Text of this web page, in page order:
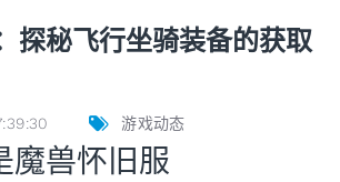
探秘飞行坐骑装备的获取
游戏动态
魔兽怀旧服